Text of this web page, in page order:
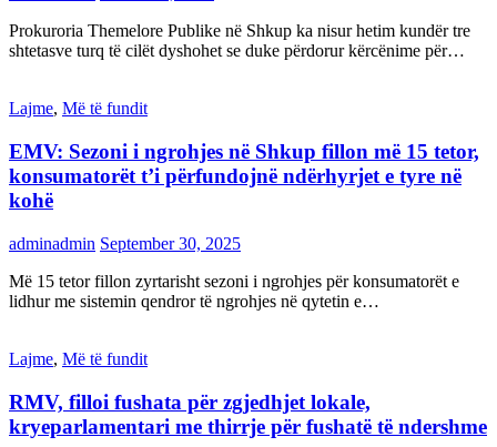
Prokuroria Themelore Publike në Shkup ka nisur hetim kundër tre
shtetasve turq të cilët dyshohet se duke përdorur kërcënime për…
Lajme, Më të fundit
EMV: Sezoni i ngrohjes në Shkup fillon më 15 tetor,
konsumatorët t’i përfundojnë ndërhyrjet e tyre në
kohë
adminadmin September 30, 2025
Më 15 tetor fillon zyrtarisht sezoni i ngrohjes për konsumatorët e
lidhur me sistemin qendror të ngrohjes në qytetin e…
Lajme, Më të fundit
RMV, filloi fushata për zgjedhjet lokale,
kryeparlamentari me thirrje për fushatë të ndershme